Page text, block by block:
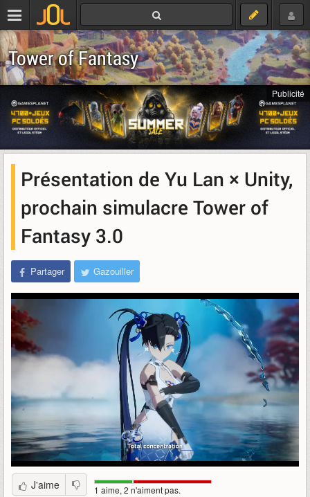
Tower of Fantasy
Publicité
Présentation de Yu Lan × Unity,
prochain simulacre Tower of
Fantasy 3.0
Partager Gazouiller
J'aime 1 aime, 2 n'aiment pas.